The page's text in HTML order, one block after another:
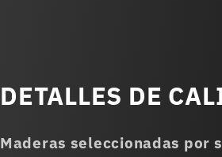
DETALLES DE
Maderas seleccionadas por